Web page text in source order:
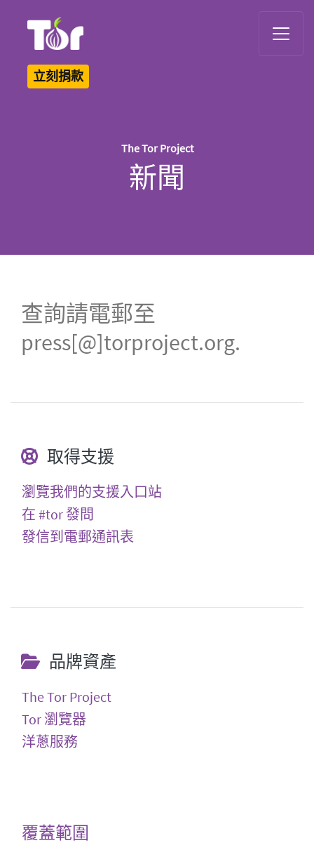
立刻捐款
The Tor Project
新聞
查詢請電郵至
press[@]torproject.org.
取得支援
瀏覽我們的支援入口站
在 #tor 發問
發信到電郵通訊表
品牌資產
The Tor Project
Tor 瀏覽器
洋蔥服務
覆蓋範圍